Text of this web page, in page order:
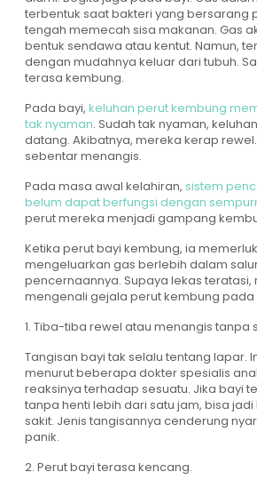
terbentuk saat bakteri yang bersarang
tengah memecah sisa makanan. Gas
bentuk sendawa atau kentut. Namun,
dengan mudahnya keluar dari tubuh.
terasa kembung.
Pada bayi, keluhan perut kembung
tak nyaman. Sudah tak nyaman,
datang. Akibatnya, mereka kerap
sebentar menangis.
Pada masa awal kelahiran, sistem
belum dapat berfungsi dengan
perut mereka menjadi gampang
Ketika perut bayi kembung, ia
mengeluarkan gas berlebih dalam
pencernaannya. Supaya lekas
mengenali gejala perut kembung pada
1. Tiba-tiba rewel atau menangis tanpa
Tangisan bayi tak selalu tentang lapar.
menurut beberapa dokter spesialis
reaksinya terhadap sesuatu. Jika bayi
tanpa henti lebih dari satu jam, bisa
sakit. Jenis tangisannya cenderung
panik.
2. Perut bayi terasa kencang.